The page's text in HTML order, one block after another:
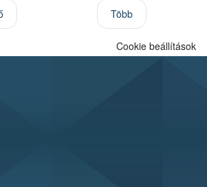
Több
Cookie beállítások